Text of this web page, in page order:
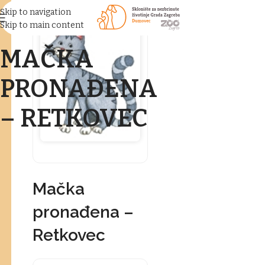
Skip to navigation
Skip to main content
MAČKA
PRONAĐENA
– RETKOVEC
Mačka
pronađena –
Retkovec